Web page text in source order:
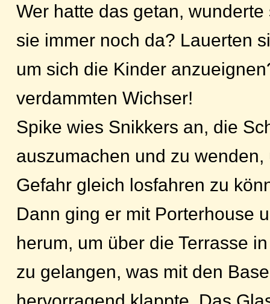
Wer hatte das getan,
sie immer noch da? Lauerten
um sich die Kinder
verdammten Wichser!
Spike wies Snikkers an, die
auszumachen und zu
Gefahr gleich losfahren zu
Dann ging er mit Porterhouse
herum, um über die Terrasse
zu gelangen, was mit den